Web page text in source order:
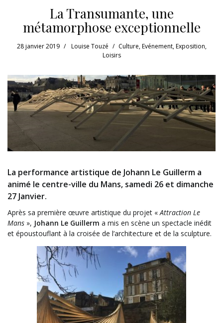
La Transumante, une
métamorphose exceptionnelle
28 janvier 2019 Louise Touzé Culture,Evénement,Exposition,
Loisirs
La performance artistique de Johann Le Guillerm a
animé le centre-ville du Mans, samedi 26 et dimanche
27 Janvier.
Après sa première œuvre artistique du projet «Attraction Le
Mans », Johann Le Guillerm a mis en scène un spectacle inédit
et époustouflant à la croisée de l’architecture et de la sculpture.